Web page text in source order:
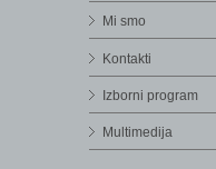
Mi smo
Kontakti
Izborni program
Multimedija